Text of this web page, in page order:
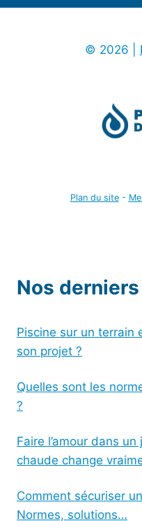
© 2026 |
Plan du site-
Nos
Piscine sur un terrain
son projet ?
Quelles sont les
?
Faire l’amour dans un
chaude change
Comment sécuriser
Normes, solutions…